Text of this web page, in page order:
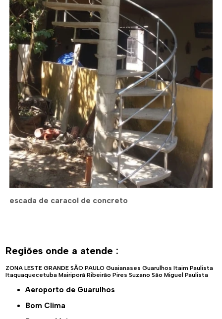
escada de caracol de concreto
Regiões onde a atende :
ZONA LESTE GRANDE SÃO PAULO Guaianases Guarulhos Itaim Paulista
Itaquaquecetuba Mairiporã Ribeirão Pires Suzano São Miguel Paulista
Aeroporto de Guarulhos
Bom Clima